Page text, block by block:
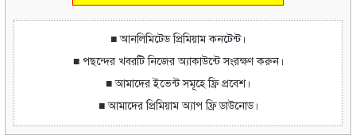
■ আনলিমিটেড প্রিমিয়াম কনটেন্ট।
■ পছন্দের খবরটি নিজের অ্যাকাউন্টে সংরক্ষণ করুন।
■ আমাদের ইভেন্ট সমূহে ফ্রি প্রবেশ।
■ আমাদের প্রিমিয়াম অ্যাপ ফ্রি ডাউনোড।